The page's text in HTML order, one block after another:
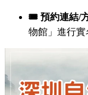
🎟️ 預約連結/
物館」進行實